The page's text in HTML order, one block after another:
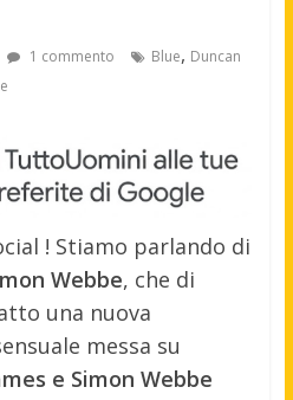
1 commento Blue, Duncan
! Stiamo parlando di
Webbe, che di
una nuova
messa su
e Simon Webbe